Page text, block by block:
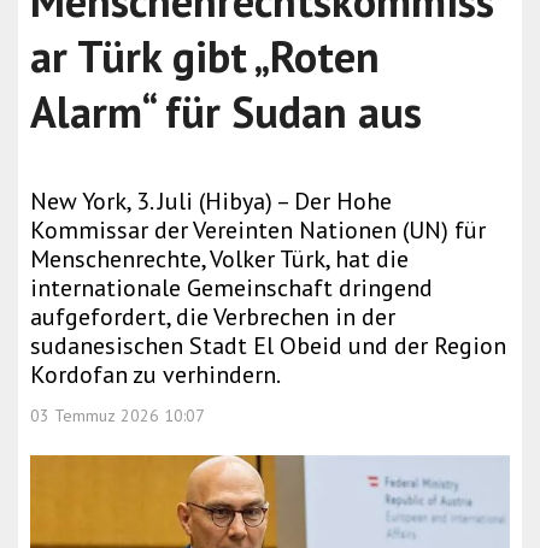
ar Türk gibt „Roten
Alarm“ für Sudan aus
New York, 3. Juli (Hibya) – Der Hohe
Kommissar der Vereinten Nationen (UN) für
Menschenrechte, Volker Türk, hat die
internationale Gemeinschaft dringend
aufgefordert, die Verbrechen in der
sudanesischen Stadt El Obeid und der Region
Kordofan zu verhindern.
03 Temmuz 2026 10:07